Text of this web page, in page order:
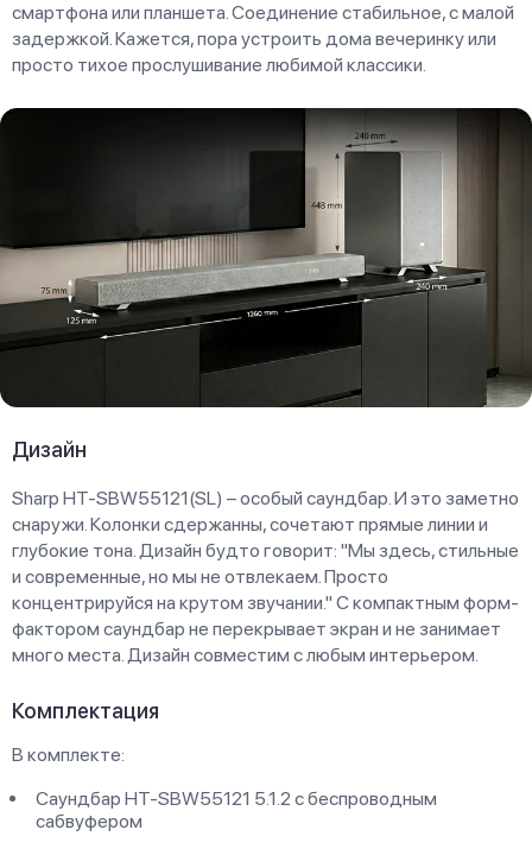
смартфона или планшета. Соединение стабильное, с малой
задержкой. Кажется, пора устроить дома вечеринку или
просто тихое прослушивание любимой классики.
Дизайн
Sharp HT-SBW55121(SL) – особый саундбар. И это заметно
снаружи. Колонки сдержанны, сочетают прямые линии и
глубокие тона. Дизайн будто говорит: "Мы здесь, стильные
и современные, но мы не отвлекаем. Просто
концентрируйся на крутом звучании." С компактным форм-
фактором саундбар не перекрывает экран и не занимает
много места. Дизайн совместим с любым интерьером.
Комплектация
В комплекте:
Саундбар HT-SBW55121 5.1.2 с беспроводным
сабвуфером